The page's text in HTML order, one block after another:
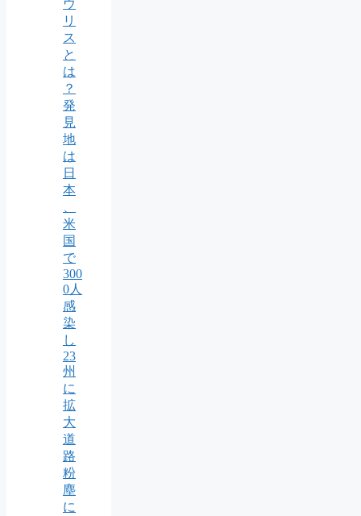
ウ
リ
ス
と
は
？
発
見
地
は
日
本
米
国
で
300
0人
感
染
し
23
州
に
拡
大
道
路
粉
塵
に